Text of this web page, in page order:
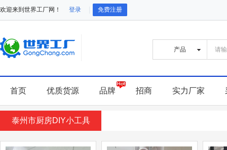
欢迎来到世界工厂网！ 登录 免费注册
首页 优质货源 品牌 招商 实力厂家
泰州市厨房DIY小工具